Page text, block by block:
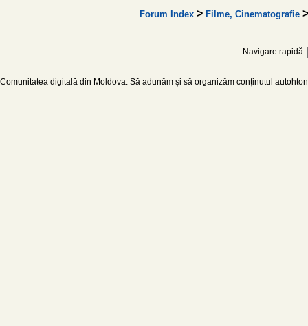
Forum Index > Filme, Cinematografie
Navigare rapidă:
Comunitatea digitală din Moldova. Să adunăm și să organizăm conținutul